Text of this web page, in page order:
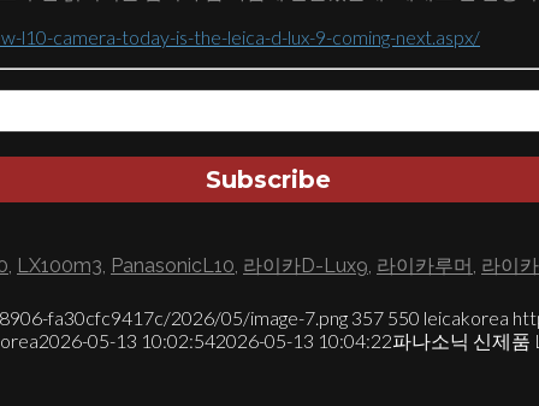
l10-camera-today-is-the-leica-d-lux-9-coming-next.aspx/
, LX100m3, PanasonicL10, 라이카D-Lux9, 라이카루머, 라이
fa30cfc9417c/2026/05/image-7.png 357 550 leicakorea
2026-05-13 10:02:542026-05-13 10:04:22파나소닉 신제품